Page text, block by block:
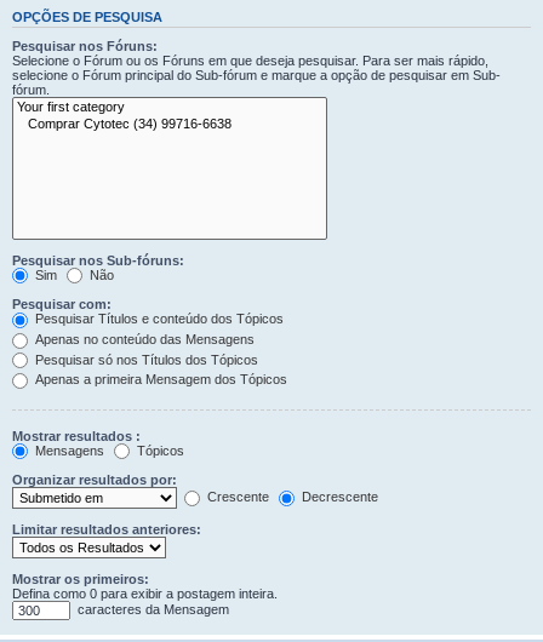
OPÇÕES DE PESQUISA
Pesquisar nos Fóruns:
Selecione o Fórum ou os Fóruns em que deseja pesquisar. Para ser mais rápido,
selecione o Fórum principal do Sub-fórum e marque a opção de pesquisar em Sub-
fórum.
Pesquisar nos Sub-fóruns:
Sim
Não
Pesquisar com:
Pesquisar Títulos e conteúdo dos Tópicos
Apenas no conteúdo das Mensagens
Pesquisar só nos Títulos dos Tópicos
Apenas a primeira Mensagem dos Tópicos
Mostrar resultados :
Mensagens
Tópicos
Organizar resultados por:
Crescente
Decrescente
Limitar resultados anteriores:
Mostrar os primeiros:
Defina como 0 para exibir a postagem inteira.
caracteres da Mensagem